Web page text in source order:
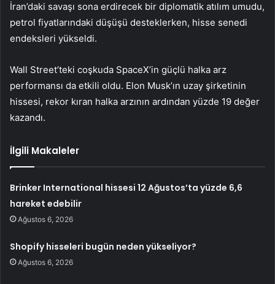
İran’daki savaşı sona erdirecek bir diplomatik atılım umudu,
petrol fiyatlarındaki düşüşü desteklerken, hisse senedi
endeksleri yükseldi.
Wall Street’teki coşkuda SpaceX’in güçlü halka arz
performansı da etkili oldu. Elon Musk’ın uzay şirketinin
hissesi, rekor kıran halka arzının ardından yüzde 19 değer
kazandı.
İlgili Makaleler
Brinker International hissesi 12 Ağustos’ta yüzde 6,6
hareket edebilir
Ağustos 6, 2026
Shopify hisseleri bugün neden yükseliyor?
Ağustos 6, 2026